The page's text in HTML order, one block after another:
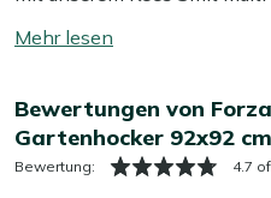
niedriger Beistelltisch, zum
Eigenschaften
Großes Format 92 x 92
ab, sodass Ihre Lounge-
Wischen Sie sie dann mit
Seife ab. Wir empfehlen, Ihr
Fußbank mindestens
Bewertungen von
Gartenhocker 92x92 cm
Bewertung: 4.7 of